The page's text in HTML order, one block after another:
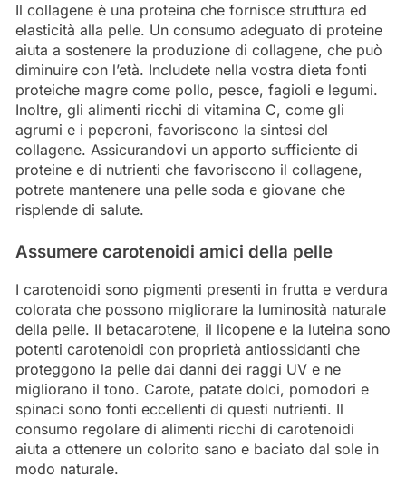
Il collagene è una proteina che fornisce struttura ed
elasticità alla pelle. Un consumo adeguato di proteine
aiuta a sostenere la produzione di collagene, che può
diminuire con l’età. Includete nella vostra dieta fonti
proteiche magre come pollo, pesce, fagioli e legumi.
Inoltre, gli alimenti ricchi di vitamina C, come gli
agrumi e i peperoni, favoriscono la sintesi del
collagene. Assicurandovi un apporto sufficiente di
proteine e di nutrienti che favoriscono il collagene,
potrete mantenere una pelle soda e giovane che
risplende di salute.
Assumere carotenoidi amici della pelle
I carotenoidi sono pigmenti presenti in frutta e verdura
colorata che possono migliorare la luminosità naturale
della pelle. Il betacarotene, il licopene e la luteina sono
potenti carotenoidi con proprietà antiossidanti che
proteggono la pelle dai danni dei raggi UV e ne
migliorano il tono. Carote, patate dolci, pomodori e
spinaci sono fonti eccellenti di questi nutrienti. Il
consumo regolare di alimenti ricchi di carotenoidi
aiuta a ottenere un colorito sano e baciato dal sole in
modo naturale.